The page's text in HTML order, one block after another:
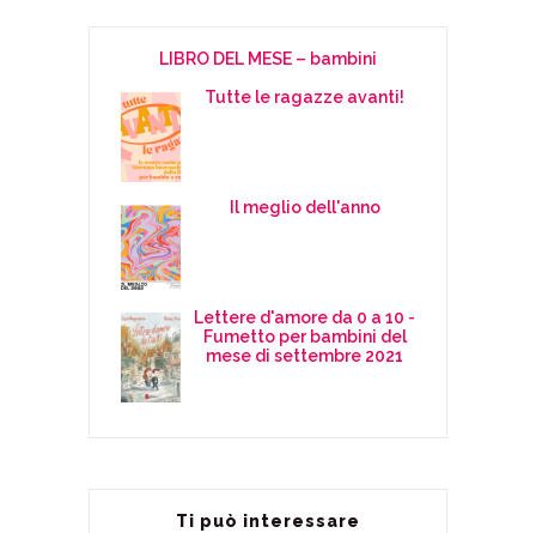
LIBRO DEL MESE – bambini
Tutte le ragazze avanti!
Il meglio dell'anno
Lettere d'amore da 0 a 10 -
Fumetto per bambini del
mese di settembre 2021
Ti può interessare